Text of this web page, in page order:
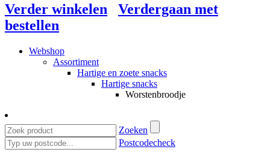
Verder winkelen
Verdergaan met
bestellen
Webshop
Assortiment
Hartige en zoete snacks
Hartige snacks
Worstenbroodje
Zoeken
Postcodecheck